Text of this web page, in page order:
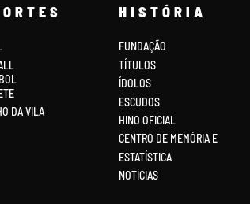
DA VILA
HISTÓRIA
FUNDAÇÃO
TÍTULOS
ÍDOLOS
ESCUDOS
HINO OFICIAL
CENTRO DE MEMÓRIA E
ESTATÍSTICA
NOTÍCIAS